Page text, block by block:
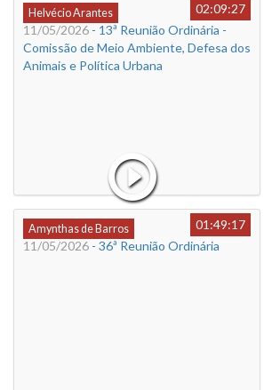
Helvécio Arantes
02:09:27
11/05/2026 - 13ª Reunião Ordinária -
Comissão de Meio Ambiente, Defesa dos
Animais e Política Urbana
Amynthas de Barros
01:49:17
11/05/2026 - 36ª Reunião Ordinária